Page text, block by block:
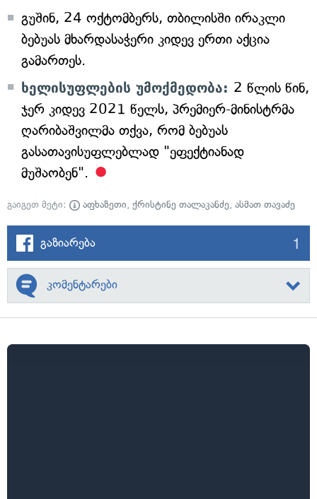
გუშინ, 24 ოქტომბერს, თბილისში ირაკლი
ბებუას მხარდასაჭერი კიდევ ერთი აქცია
გამართეს.
ხელისუფლების უმოქმედობა: 2 წლის წინ,
ჯერ კიდევ 2021 წელს, პრემიერ-მინისტრმა
ღარიბაშვილმა თქვა, რომ ბებუას
გასათავისუფლებლად "ეფექტიანად
მუშაობენ".
გაიგეთ მეტი: აფხაზეთი, ქრისტინე თალაკანძე, ასმათ თავაძე
გაზიარება 1
კომენტარები